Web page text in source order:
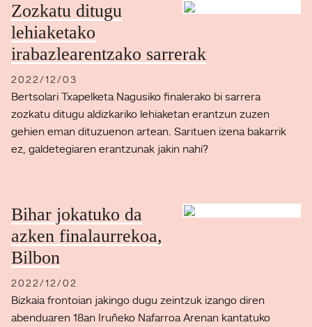
Zozkatu ditugu
lehiaketako
irabazlearentzako sarrerak
2022/12/03
Bertsolari Txapelketa Nagusiko finalerako bi sarrera
zozkatu ditugu aldizkariko lehiaketan erantzun zuzen
gehien eman dituzuenon artean. Sarituen izena bakarrik
ez, galdetegiaren erantzunak jakin nahi?
Bihar jokatuko da
azken finalaurrekoa,
Bilbon
2022/12/02
Bizkaia frontoian jakingo dugu zeintzuk izango diren
abenduaren 18an Iruñeko Nafarroa Arenan kantatuko